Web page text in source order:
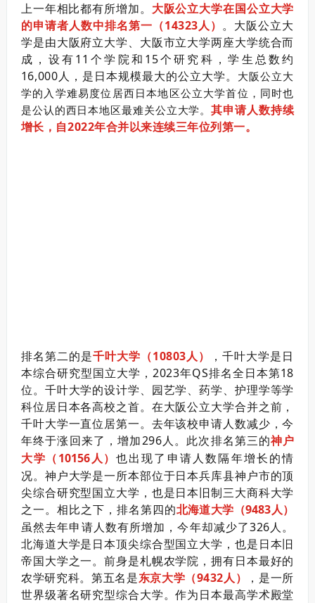
上一年相比都有所增加。 大阪公立大学在国公立大学
的申请者人数中排名第一（14323人） 。 大阪公立大
学是由大阪府立大学、大阪市立大学两座大学统合而
成，设有11个学院和15个研究科，学生总数约
16,000人，是日本规模最大的公立大学。 大阪公立大
学的入学难易度位居西日本地区公立大学首位，同时也
是公认的西日本地区最难关公立大学。其申请人数持续
增长，自2022年合并以来连续三年位列第一。
排名第二的是千叶大学（10803人）
，千叶大学是日
本综合研究型国立大学，2023年QS排名全日本第18
位。千叶大学的设计学、园艺学、药学、护理学等学
科位居日本各高校之首。 在大阪公立大学合并之前，
千叶大学一直位居第一。去年该校申请人数减少，今
年终于涨回来了，增加296人。 此次排名第三的神户
大学（10156人） 也出现了申请人数隔年增长的情
况。神户大学是一所本部位于日本兵库县神户市的顶
尖综合研究型国立大学，也是日本旧制三大商科大学
之一。相比之下，排名第四的北海道大学（9483人）
虽然去年申请人数有所增加，今年却减少了326人。
北海道大学是日本顶尖综合型国立大学，也是日本旧
帝国大学之一。前身是札幌农学院，拥有日本最好的
农学研究科。第五名是东京大学（9432人）
，是一所
世界级著名研究型综合大学。作为日本最高学术殿堂